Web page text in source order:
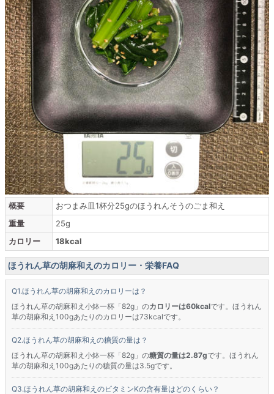
概要
おつまみ皿1杯分25gのほうれんそうのごま和え
重量
25g
カロリー
18kcal
ほうれん草の胡麻和えのカロリー・栄養FAQ
ほうれん草の胡麻和えのカロリーは？
ほうれん草の胡麻和え小鉢一杯「82g」のカロリーは60kcalです。ほうれん
草の胡麻和え100gあたりのカロリーは73kcalです。
ほうれん草の胡麻和えの糖質の量は？
ほうれん草の胡麻和え小鉢一杯「82g」の糖質の量は2.87gです。ほうれん
草の胡麻和え100gあたりの糖質の量は3.5gです。
ほうれん草の胡麻和えのビタミンKの含有量はどのくらい？